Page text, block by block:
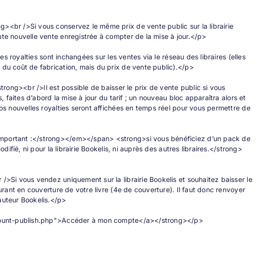
/>Si vous conservez le même prix de vente public sur la librairie
nouvelle vente enregistrée à compter de la mise à jour.</p>
royalties sont inchangées sur les ventes via le réseau des libraires (elles
coût de fabrication, mais du prix de vente public).</p>
/>Il est possible de baisser le prix de vente public si vous
faites d’abord la mise à jour du tarif ; un nouveau bloc apparaîtra alors et
nouvelles royalties seront affichées en temps réel pour vous permettre de
:</strong></em></span> <strong>si vous bénéficiez d’un pack de
ni pour la librairie Bookelis, ni auprès des autres libraires.</strong>
vous vendez uniquement sur la librairie Bookelis et souhaitez baisser le
en couverture de votre livre (4e de couverture). Il faut donc renvoyer
Bookelis.</p>
publish.php">Accéder à mon compte</a></strong></p>